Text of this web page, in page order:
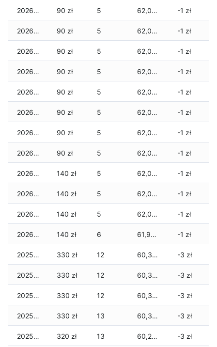
2026-05-19 90 zł 5 62,065 zł -1 zł
2026-05-18 90 zł 5 62,065 zł -1 zł
2026-05-17 90 zł 5 62,065 zł -1 zł
2026-05-16 90 zł 5 62,055 zł -1 zł
2026-05-15 90 zł 5 62,045 zł -1 zł
2026-05-14 90 zł 5 62,045 zł -1 zł
2026-05-13 90 zł 5 62,025 zł -1 zł
2026-05-12 90 zł 5 62,025 zł -1 zł
2026-05-09 140 zł 5 62,005 zł -1 zł
2026-05-08 140 zł 5 62,005 zł -1 zł
2026-05-07 140 zł 5 62,005 zł -1 zł
2026-05-06 140 zł 6 61,975 zł -1 zł
2025-08-05 330 zł 12 60,385 zł -3 zł
2025-08-04 330 zł 12 60,385 zł -3 zł
2025-08-02 330 zł 12 60,315 zł -3 zł
2025-07-31 330 zł 13 60,315 zł -3 zł
2025-07-30 320 zł 13 60,255 zł -3 zł